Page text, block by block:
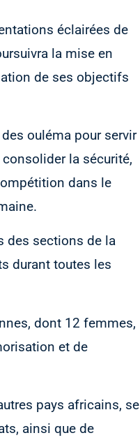
éclairées de
la mise en
de ses objectifs
ouléma pour servir
la sécurité,
dans le
des sections de la
durant toutes les
dont 12 femmes,
et de
pays africains, se
ainsi que de